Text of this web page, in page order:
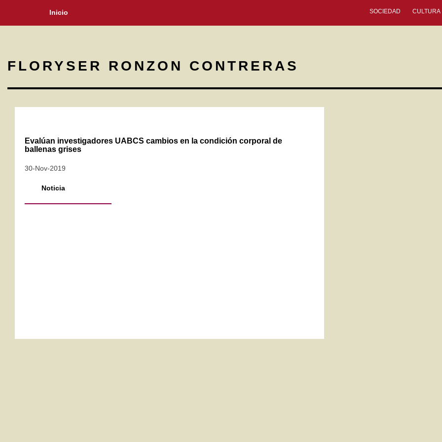
Inicio SOCIEDAD CULTURA
FLORYSER RONZON CONTRERAS
Evalúan investigadores UABCS cambios en la condición corporal de
ballenas grises
30-Nov-2019
Noticia